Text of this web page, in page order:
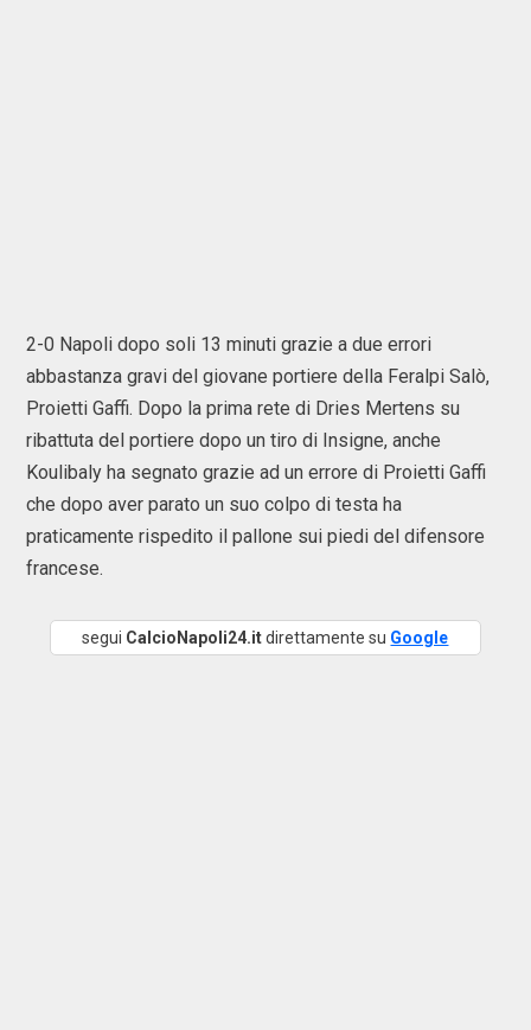
2-0 Napoli dopo soli 13 minuti grazie a due errori
abbastanza gravi del giovane portiere della Feralpi Salò,
Proietti Gaffi. Dopo la prima rete di Dries Mertens su
ribattuta del portiere dopo un tiro di Insigne, anche
Koulibaly ha segnato grazie ad un errore di Proietti Gaffi
che dopo aver parato un suo colpo di testa ha
praticamente rispedito il pallone sui piedi del difensore
francese.
segui CalcioNapoli24.itdirettamente su Google